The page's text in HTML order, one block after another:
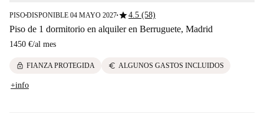
PISO■DISPONIBLE 04 MAYO 2027■star4.5 (58)
Piso de 1 dormitorio en alquiler en Berruguete, Madrid
1450 €/al mes
lock FIANZA PROTEGIDA euro ALGUNOS GASTOS INCLUIDOS
+info